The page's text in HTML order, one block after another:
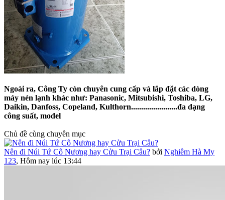
Ngoài ra, Công Ty còn chuyên cung cấp và lắp đặt các dòng
máy nén lạnh khác như: Panasonic, Mitsubishi, Toshiba, LG,
Daikin, Danfoss, Copeland, Kulthorn.......................đa dạng
công suất, model
Chủ đề cùng chuyên mục
Nên đi Núi Tứ Cô Nương hay Cửu Trại Câu? bởi Nghiêm Hà My
123, Hôm nay lúc 13:44